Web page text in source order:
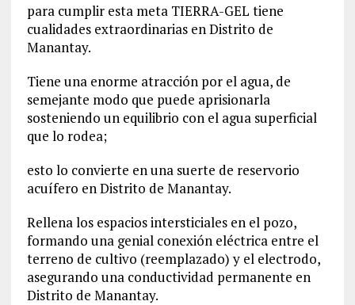
para cumplir esta meta TIERRA-GEL tiene
cualidades extraordinarias en Distrito de
Manantay.
Tiene una enorme atracción por el agua, de
semejante modo que puede aprisionarla
sosteniendo un equilibrio con el agua superficial
que lo rodea;
esto lo convierte en una suerte de reservorio
acuífero en Distrito de Manantay.
Rellena los espacios intersticiales en el pozo,
formando una genial conexión eléctrica entre el
terreno de cultivo (reemplazado) y el electrodo,
asegurando una conductividad permanente en
Distrito de Manantay.